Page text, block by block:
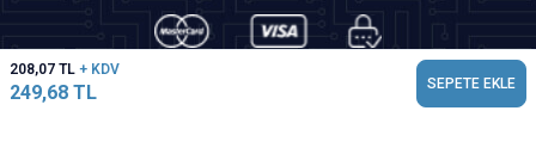
208,07 TL + KDV
249,68 TL SEPETE EKLE